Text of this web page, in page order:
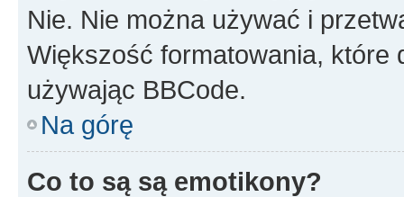
Nie. Nie można używać i
Większość formatowania,
używając BBCode.
Na górę
Co to są są emotikony?